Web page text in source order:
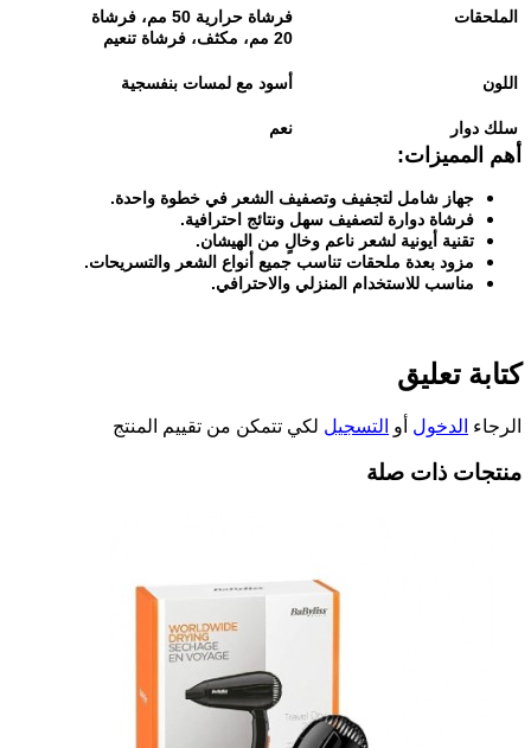
الملحقات
فرشاة حرارية 50 مم، فرشاة
20 مم، مكثف، فرشاة تنعيم
اللون أسود مع لمسات بنفسجية
سلك دوار نعم
أهم المميزات:
جهاز شامل لتجفيف وتصفيف الشعر في خطوة واحدة.
فرشاة دوارة لتصفيف سهل ونتائج احترافية.
تقنية أيونية لشعر ناعم وخالٍ من الهيشان.
مزود بعدة ملحقات تناسب جميع أنواع الشعر والتسريحات.
مناسب للاستخدام المنزلي والاحترافي.
كتابة تعليق
الرجاء الدخول أو التسجيل لكي تتمكن من تقييم المنتج
منتجات ذات صلة